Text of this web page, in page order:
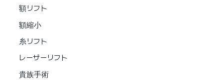
額リフト
額縮小
糸リフト
レーザーリフト
貴族手術